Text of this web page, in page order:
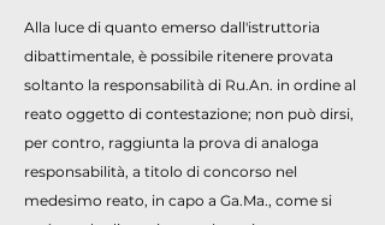
Alla luce di quanto emerso dall'istruttoria
dibattimentale, è possibile ritenere provata
soltanto la responsabilità di Ru.An. in ordine al
reato oggetto di contestazione; non può dirsi,
per contro, raggiunta la prova di analoga
responsabilità, a titolo di concorso nel
medesimo reato, in capo a Ga.Ma., come si